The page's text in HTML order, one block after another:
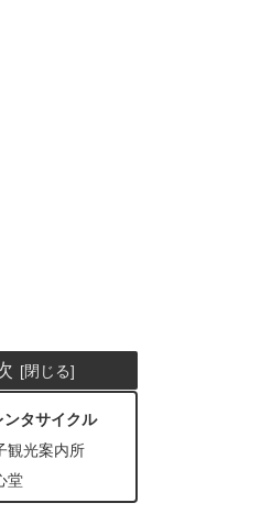
ンタサイクル
観光案内所
堂